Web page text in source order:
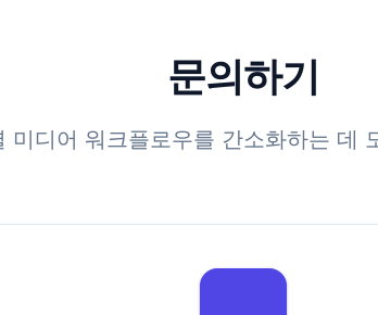
문의하기
미디어 워크플로우를 간소화하는 데